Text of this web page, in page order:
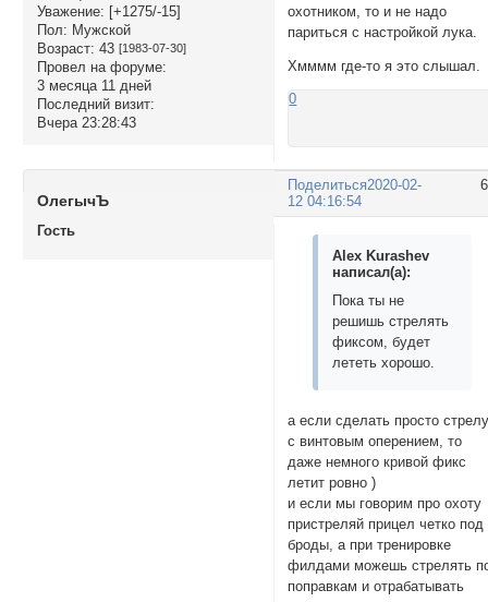
Уважение: [+1275/-15]
Пол: Мужской
Возраст: 43 [1983-07-30]
Провел на форуме:
3 месяца 11 дней
Последний визит:
Вчера 23:28:43
охотником, то и не надо
париться с настройкой лука.
Хмммм где-то я это слышал.
0
Поделиться2020-02-
12 04:16:54
ОлегычЪ
Гость
Alex Kurashev
написал(а):
Пока ты не
решишь стрелять
фиксом, будет
лететь хорошо.
а если сделать просто
с винтовым оперением, то
даже немного кривой фикс
летит ровно )
и если мы говорим про охоту
пристреляй прицел четко под
броды, а при тренировке
филдами можешь стрелять
поправкам и отрабатывать